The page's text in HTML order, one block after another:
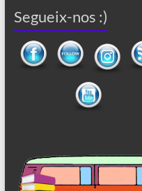
Segueix-nos :)